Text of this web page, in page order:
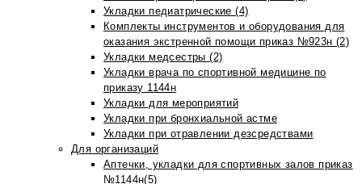
Укладки педиатрические (4)
Комплекты инструментов и оборудования для
оказания экстренной помощи приказ №923н (2)
Укладки медсестры (2)
Укладки врача по спортивной медицине по
приказу 1144н
Укладки для мероприятий
Укладки при бронхиальной астме
Укладки при отравлении дезсредствами
Для организаций
Аптечки, укладки для спортивных залов приказ
№1144н(5)